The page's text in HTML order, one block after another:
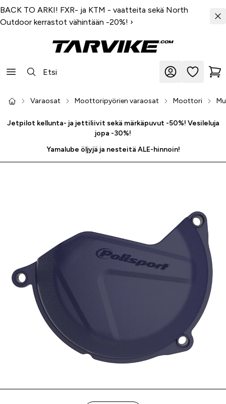
BACK TO ARKI! FXR- ja KTM - vaatteita sekä North
Outdoor kerrastot vähintään -20%! ›
Varaosat Moottoripyörien varaosat Moottori
Jetpilot kellunta- ja jettiliivit sekä märkäpuvut -50%! Vesileluja
jopa -30%!
Yamalube öljyjä ja nesteitä ALE-hinnoin!